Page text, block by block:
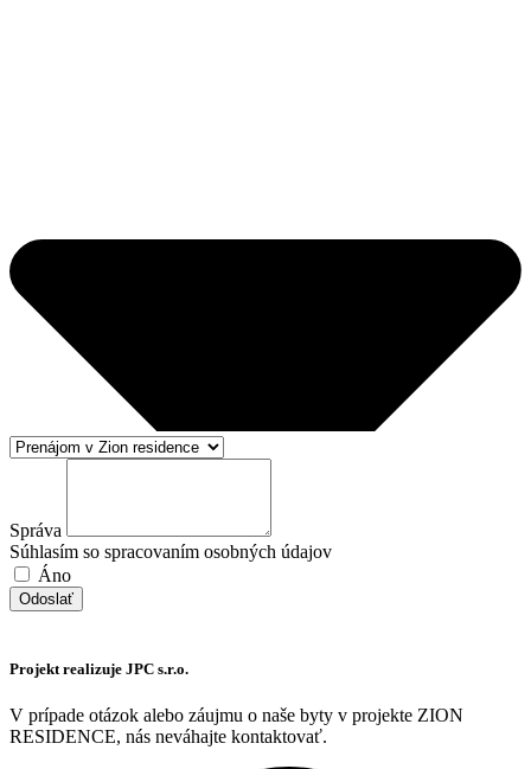
Správa
Súhlasím so spracovaním osobných údajov
Áno
Odoslať
Projekt realizuje JPC s.r.o.
V prípade otázok alebo záujmu o naše byty v projekte ZION
RESIDENCE, nás neváhajte kontaktovať.